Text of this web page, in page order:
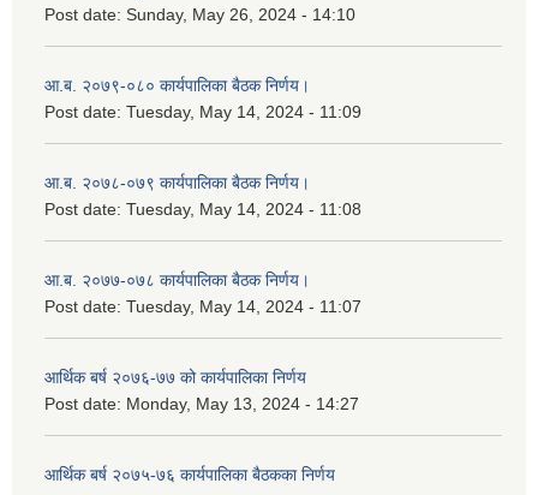
Post date: Sunday, May 26, 2024 - 14:10
आ.ब. २०७९-०८० कार्यपालिका बैठक निर्णय।
Post date: Tuesday, May 14, 2024 - 11:09
आ.ब. २०७८-०७९ कार्यपालिका बैठक निर्णय।
Post date: Tuesday, May 14, 2024 - 11:08
आ.ब. २०७७-०७८ कार्यपालिका बैठक निर्णय।
Post date: Tuesday, May 14, 2024 - 11:07
आर्थिक बर्ष २०७६-७७ को कार्यपालिका निर्णय
Post date: Monday, May 13, 2024 - 14:27
आर्थिक बर्ष २०७५-७६ कार्यपालिका बैठकका निर्णय